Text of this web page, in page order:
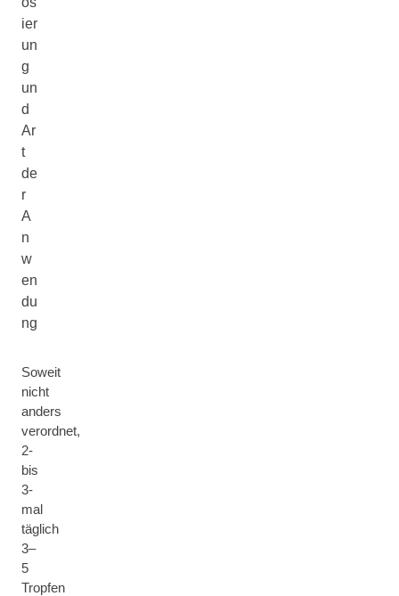
ier
un
g
un
d
Ar
t
de
r
A
n
w
en
du
ng
Soweit
nicht
anders
verordnet,
2-
bis
3-
mal
täglich
3–
5
Tropfen